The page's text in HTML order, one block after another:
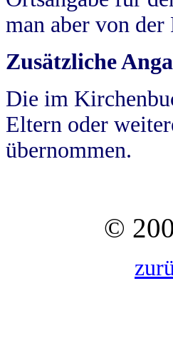
man aber von
Zusätzliche
Die im
Eltern oder
übernommen.
©